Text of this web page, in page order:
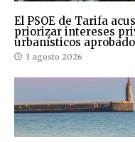
El PSOE de Tarifa
priorizar intereses
urbanísticos
3 agosto 2026